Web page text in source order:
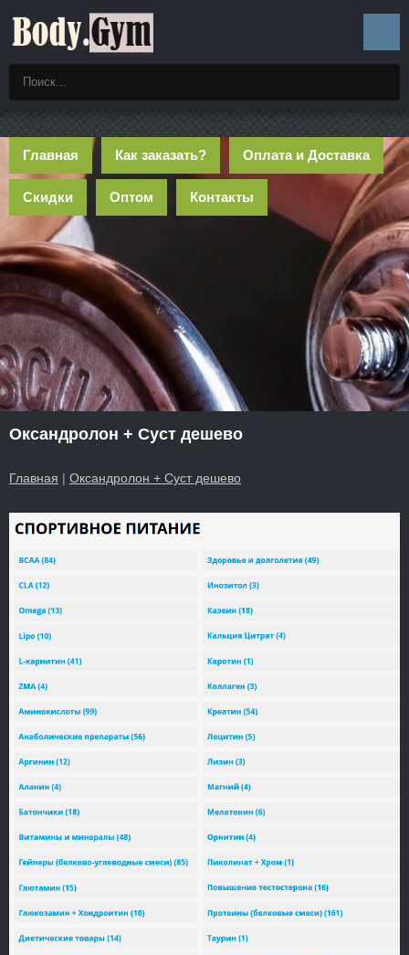
Главная Как заказать? Оплата и Доставка
Скидки Оптом Контакты
Оксандролон + Суст дешево
Главная | Оксандролон + Суст дешево